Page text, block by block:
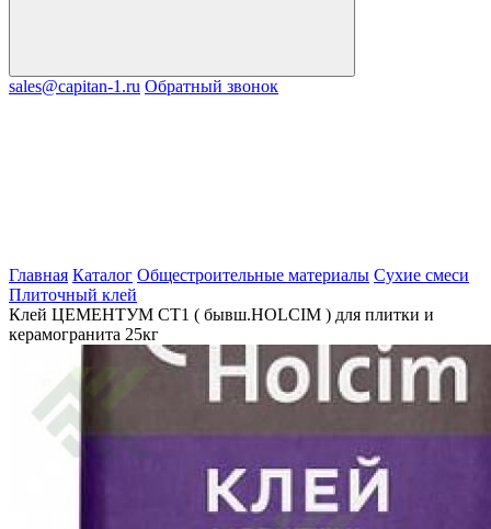
sales@capitan-1.ru Обратный звонок
Главная Каталог Общестроительные материалы Сухие смеси
Плиточный клей
Клей ЦЕМЕНТУМ СТ1 ( бывш.HOLCIM ) для плитки и
керамогранита 25кг